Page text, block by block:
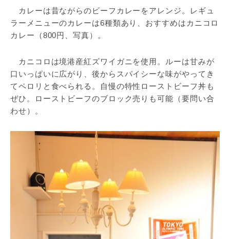
カレーは昔ながらのビーフカレーをアレンジ。レギュ
ラーメニューのカレーは6種類あり、おすすめはカニコロ
カレー（800円、写真）。
カニコロは境港産紅ズワイガニを使用。ルーは甘みが
口いっぱいに広がり、後からスパイシーな味がやってき
てペロリと食べられる。自慢の特性ローストビーフ丼も
ぜひ。ローストビーフのブロック売りも可能（要問い合
わせ）。